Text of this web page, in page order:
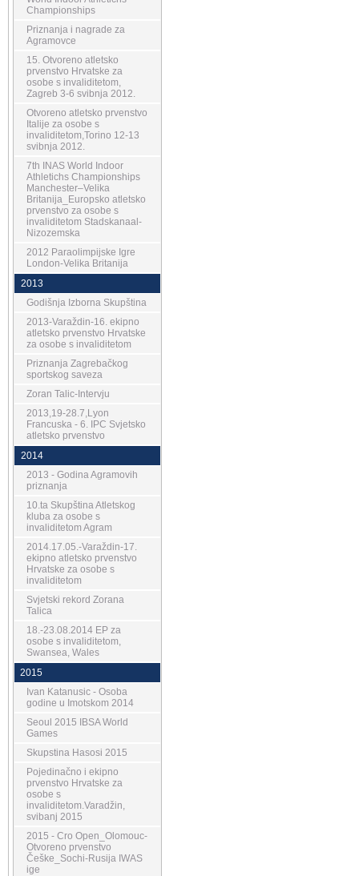
Championships
Priznanja i nagrade za
Agramovce
15. Otvoreno atletsko
prvenstvo Hrvatske za
osobe s invaliditetom,
Zagreb 3-6 svibnja 2012.
Otvoreno atletsko prvenstvo
Italije za osobe s
invaliditetom,Torino 12-13
svibnja 2012.
7th INAS World Indoor
Athletichs Championships
Manchester–Velika
Britanija_Europsko atletsko
prvenstvo za osobe s
invaliditetom Stadskanaal-
Nizozemska
2012 Paraolimpijske Igre
London-Velika Britanija
2013
Godišnja Izborna Skupština
2013-Varaždin-16. ekipno
atletsko prvenstvo Hrvatske
za osobe s invaliditetom
Priznanja Zagrebačkog
sportskog saveza
Zoran Talic-Intervju
2013,19-28.7,Lyon
Francuska - 6. IPC Svjetsko
atletsko prvenstvo
2014
2013 - Godina Agramovih
priznanja
10.ta Skupština Atletskog
kluba za osobe s
invaliditetom Agram
2014.17.05.-Varaždin-17.
ekipno atletsko prvenstvo
Hrvatske za osobe s
invaliditetom
Svjetski rekord Zorana
Talica
18.-23.08.2014 EP za
osobe s invaliditetom,
Swansea, Wales
2015
Ivan Katanusic - Osoba
godine u Imotskom 2014
Seoul 2015 IBSA World
Games
Skupstina Hasosi 2015
Pojedinačno i ekipno
prvenstvo Hrvatske za
osobe s
invaliditetom.Varadžin,
svibanj 2015
2015 - Cro Open_Olomouc-
Otvoreno prvenstvo
Češke_Sochi-Rusija IWAS
ige